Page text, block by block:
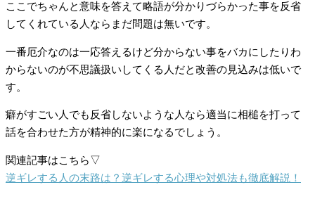
ここでちゃんと意味を答えて略語が分かりづらかった事を反省
してくれている人ならまだ問題は無いです。
一番厄介なのは一応答えるけど分からない事をバカにしたりわ
からないのが不思議扱いしてくる人だと改善の見込みは低いで
す。
癖がすごい人でも反省しないような人なら適当に相槌を打って
話を合わせた方が精神的に楽になるでしょう。
関連記事はこちら▽
逆ギレする人の末路は？逆ギレする心理や対処法も徹底解説！